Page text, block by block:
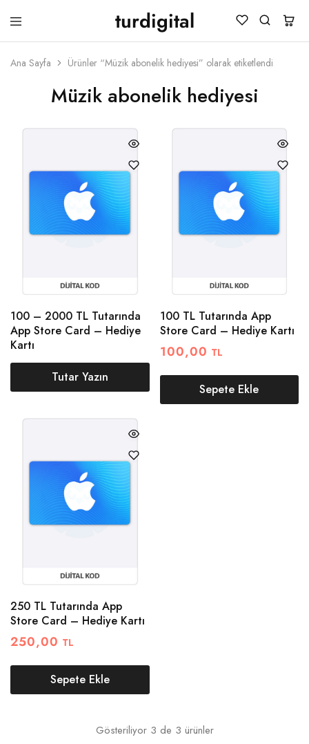
turdigital
TURDIGITAL
Dijital
Kartları
Oyun
Kartları
&
Paketleri
Ana Sayfa Ürünler “Müzik abonelik hediyesi” olarak etiketlendi
Müzik abonelik hediyesi
100 – 2000 TL Tutarında
App Store Card – Hediye
Kartı
Tutar Yazın
100 TL Tutarında App
Store Card – Hediye Kartı
100,00 TL
Sepete Ekle
250 TL Tutarında App
Store Card – Hediye Kartı
250,00 TL
Sepete Ekle
Gösteriliyor3 de 3 ürünler